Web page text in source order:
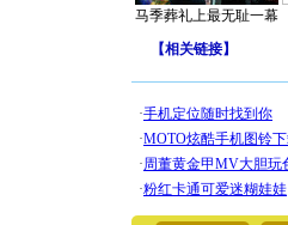
马季葬礼上最无耻一幕
【相关链接】